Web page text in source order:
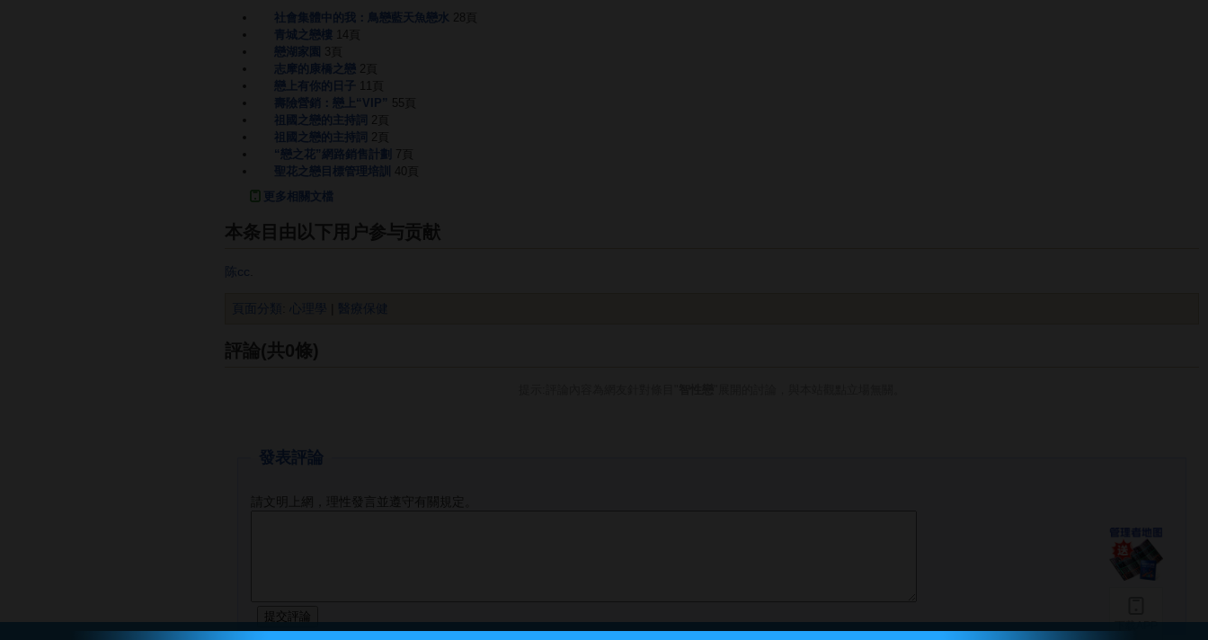
社會集體中的我：鳥戀藍天魚戀水
28頁
青城之戀樓
14頁
戀湖家園
3頁
志摩的康橋之戀 2頁
戀上有你的日子
壽險營銷：戀上“VIP” 55頁
祖國之戀的主持詞
2頁
祖國之戀的主持詞
2頁
“戀之花”網路銷售計劃 7頁
聖花之戀目標管理培訓
40頁
更多相關文檔
本条目由以下用户参与贡献
陈cc
頁面分類 心理學 醫療保健
評論(共0條)
發表評論
請文明上網，理性發言並遵守有關規定。
下载APP